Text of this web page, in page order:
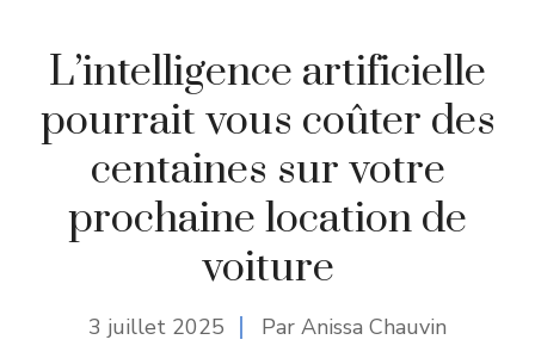
L’intelligence artificielle
pourrait vous coûter des
centaines sur votre
prochaine location de
voiture
3 juillet 2025 Par Anissa Chauvin